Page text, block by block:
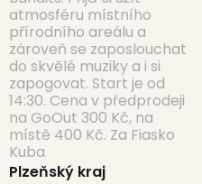
atmosféru místního
přírodního areálu a
zároveň se zaposlouchat
do skvělé muziky a i si
zapogovat. Start je od
14:30. Cena v předprodeji
na GoOut 300 Kč, na
místě 400 Kč. Za Fiasko
Kuba
Plzeňský kraj